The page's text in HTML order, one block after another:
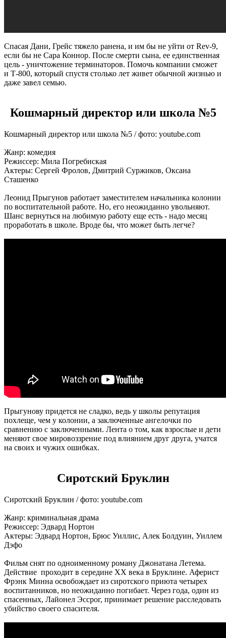
Спасая Дани, Грейс тяжело ранена, и им бы не уйти от Rev-9,
если бы не Сара Коннор. После смерти сына, ее единственная
цель - уничтожение терминаторов. Помочь компании сможет
и Т-800, который спустя столько лет живет обычной жизнью и
даже завел семью.
Кошмарный директор или школа №5
Кошмарный директор или школа №5 / фото: youtube.com
Жанр: комедия
Режиссер: Мила Погребиская
Актеры: Сергей Фролов, Дмитрий Суржиков, Оксана
Сташенко
Леонид Прыгунов работает заместителем начальника колонии
по воспитательной работе. Но, его неожиданно увольняют.
Шанс вернуться на любимую работу еще есть - надо месяц
проработать в школе. Вроде бы, что может быть легче?
Прыгунову придется не сладко, ведь у школы репутация
похлеще, чем у колонии, а заключенные ангелочки по
сравнению с заключенными. Лента о том, как взрослые и дети
меняют свое мировоззрение под влиянием друг друга, учатся
на своих и чужих ошибках.
Сиротский Бруклин
Сиротский Бруклин / фото: youtube.com
Жанр: криминальная драма
Режиссер: Эдвард Нортон
Актеры: Эдвард Нортон, Брюс Уиллис, Алек Болдуин, Уиллем
Дэфо
Фильм снят по одноименному роману Джонатана Летема.
Действие проходит в середине ХХ века в Бруклине. Аферист
Фрэнк Минна освобождает из сиротского приюта четырех
воспитанников, но неожиданно погибает. Через года, один из
спасенных, Лайонел Эссрог, принимает решение расследовать
убийство своего спасителя.